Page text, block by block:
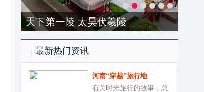
天下第一陵 太昊伏羲陵
最新热门资讯
河南“穿越”旅行地
有关时光旅行的故事，总